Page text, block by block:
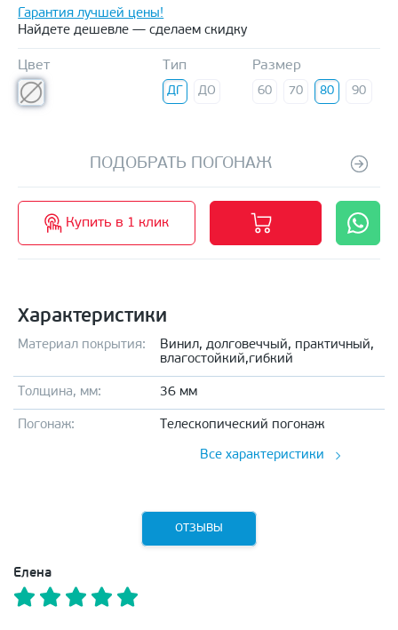
Гарантия лучшей цены!
Найдете дешевле — сделаем скидку
Цвет Тип
ДГ ДО
Размер
60 70 80 90
ПОДОБРАТЬ ПОГОНАЖ
Купить в 1 клик
Характеристики
Материал покрытия:
Винил, долговеччый, практичный,
влагостойкий,гибкий
Толщина, мм: 36 мм
Погонаж: Телескопический погонаж
Все характеристики
ОТЗЫВЫ
Елена